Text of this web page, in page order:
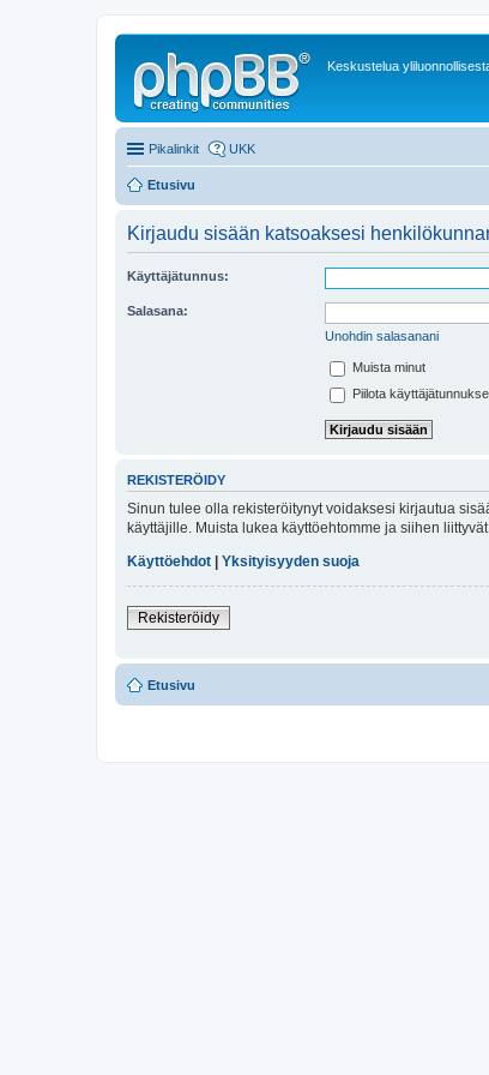
Keskustelua
Pikalinkit UKK
Etusivu
Kirjaudu sisään katsoaksesi
Käyttäjätunnus:
Salasana:
Unohdin salasanani
Muista minut
Piilota
REKISTERÖIDY
Sinun tulee olla rekisteröitynyt voidaksesi kirjautua
käyttäjille. Muista lukea käyttöehtomme ja siihen
Käyttöehdot | Yksityisyyden suoja
Rekisteröidy
Etusivu